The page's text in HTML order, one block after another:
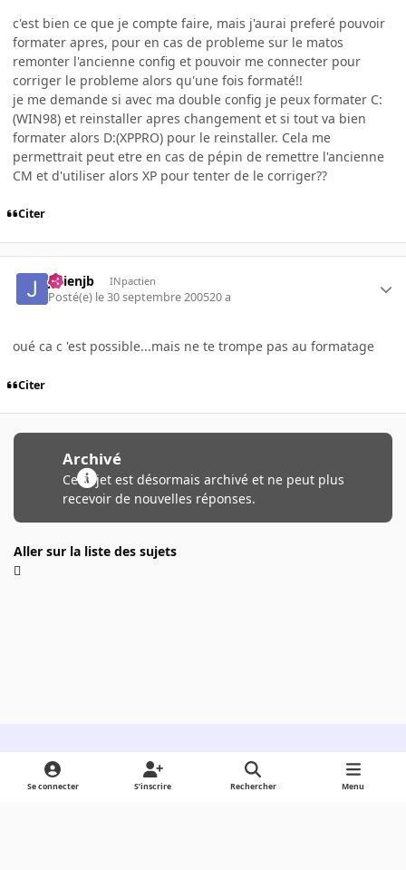
c'est bien ce que je compte faire, mais j'aurai preferé pouvoir
formater apres, pour en cas de probleme sur le matos
remonter l'ancienne config et pouvoir me connecter pour
corriger le probleme alors qu'une fois formaté!!
je me demande si avec ma double config je peux formater C:
(WIN98) et reinstaller apres changement et si tout va bien
formater alors D:(XPPRO) pour le reinstaller. Cela me
permettrait peut etre en cas de pépin de remettre l'ancienne
CM et d'utiliser alors XP pour tenter de le corriger??
Citer
julienjb INpactien
Posté(e) le 30 septembre 200520 a
oué ca c 'est possible...mais ne te trompe pas au formatage
Citer
Archivé
Ce sujet est désormais archivé et ne peut plus
recevoir de nouvelles réponses.
Aller sur la liste des sujets
Light ModeDark ModeSystem Preference
Se connecter S’inscrire Rechercher Menu